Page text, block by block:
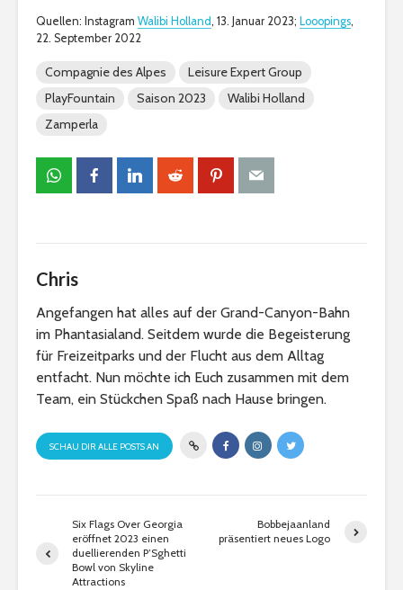
Quellen: Instagram Walibi Holland, 13. Januar 2023; Looopings,
22. September 2022
Compagnie des Alpes
Leisure Expert Group
PlayFountain
Saison 2023
Walibi Holland
Zamperla
Chris
Angefangen hat alles auf der Grand-Canyon-Bahn
im Phantasialand. Seitdem wurde die Begeisterung
für Freizeitparks und der Flucht aus dem Alltag
entfacht. Nun möchte ich Euch zusammen mit dem
Team, ein Stückchen Spaß nach Hause bringen.
SCHAU DIR ALLE POSTS AN
Six Flags Over Georgia
eröffnet 2023 einen
duellierenden P’Sghetti
Bowl von Skyline
Attractions
Bobbejaanland
präsentiert neues Logo